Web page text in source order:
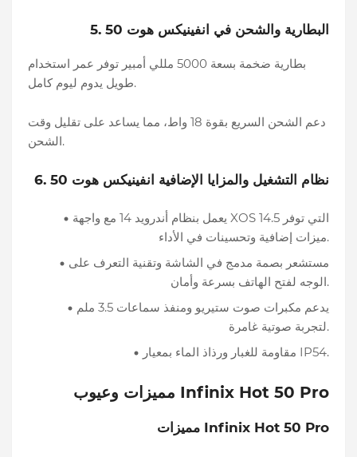
5. البطارية والشحن في انفينيكس هوت 50
بطارية ضخمة بسعة 5000 مللي أمبير توفر عمر استخدام
طويل يدوم ليوم كامل.
دعم الشحن السريع بقوة 18 واط، مما يساعد على تقليل وقت
الشحن.
6. نظام التشغيل والمزايا الإضافية انفينيكس هوت 50
يعمل بنظام أندرويد 14 مع واجهة XOS 14.5 التي توفر
ميزات إضافية وتحسينات في الأداء.
مستشعر بصمة مدمج في الشاشة وتقنية التعرف على
الوجه لفتح الهاتف بسرعة وأمان.
يدعم مكبرات صوت ستيريو ومنفذ سماعات 3.5 ملم
لتجربة صوتية غامرة.
مقاومة للغبار ورذاذ الماء بمعيار IP54.
مميزات وعيوب Infinix Hot 50 Pro
مميزات Infinix Hot 50 Pro